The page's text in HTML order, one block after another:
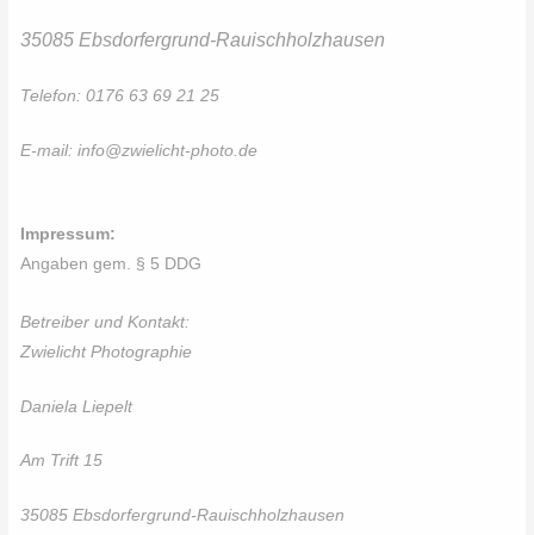
35085 Ebsdorfergrund-Rauischholzhausen
Telefon: 0176 63 69 21 25
E-mail:info@zwielicht-photo.de
Impressum:
Angaben gem. § 5 DDG
Betreiber und Kontakt:
Zwielicht Photographie
Daniela Liepelt
Am Trift 15
35085 Ebsdorfergrund-Rauischholzhausen